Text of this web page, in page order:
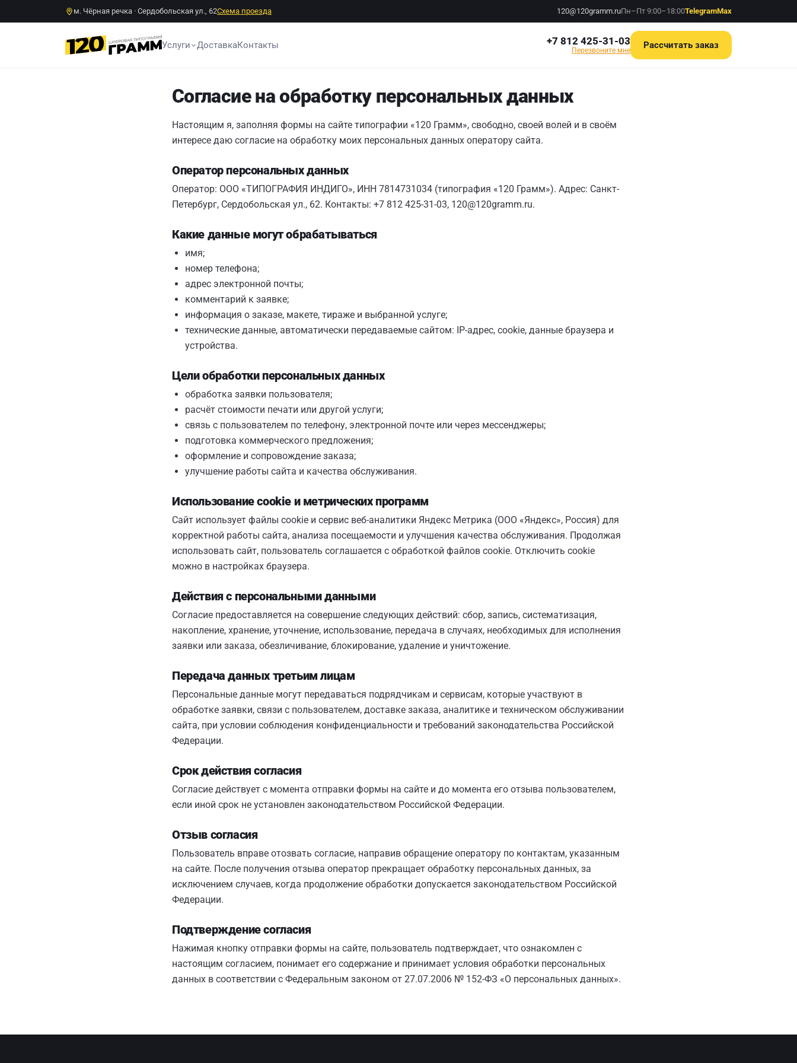
м. Чёрная речка · Сердобольская ул., 62Схема проезда 120@120gramm.ruПн–Пт 9:00–18:00TelegramMax
Услуги ДоставкаКонтакты +7 812 425-31-03
Перезвоните мне Рассчитать заказ
Согласие на обработку персональных данных
Настоящим я, заполняя формы на сайте типографии «120 Грамм», свободно, своей волей и в своём
интересе даю согласие на обработку моих персональных данных оператору сайта.
Оператор персональных данных
Оператор: ООО «ТИПОГРАФИЯ ИНДИГО», ИНН 7814731034 (типография «120 Грамм»). Адрес: Санкт-
Петербург, Сердобольская ул., 62. Контакты: +7 812 425-31-03, 120@120gramm.ru.
Какие данные могут обрабатываться
имя;
номер телефона;
адрес электронной почты;
комментарий к заявке;
информация о заказе, макете, тираже и выбранной услуге;
технические данные, автоматически передаваемые сайтом: IP-адрес, cookie, данные браузера и
устройства.
Цели обработки персональных данных
обработка заявки пользователя;
расчёт стоимости печати или другой услуги;
связь с пользователем по телефону, электронной почте или через мессенджеры;
подготовка коммерческого предложения;
оформление и сопровождение заказа;
улучшение работы сайта и качества обслуживания.
Использование cookie и метрических программ
Сайт использует файлы cookie и сервис веб-аналитики Яндекс Метрика (ООО «Яндекс», Россия) для
корректной работы сайта, анализа посещаемости и улучшения качества обслуживания. Продолжая
использовать сайт, пользователь соглашается с обработкой файлов cookie. Отключить cookie
можно в настройках браузера.
Действия с персональными данными
Согласие предоставляется на совершение следующих действий: сбор, запись, систематизация,
накопление, хранение, уточнение, использование, передача в случаях, необходимых для исполнения
заявки или заказа, обезличивание, блокирование, удаление и уничтожение.
Передача данных третьим лицам
Персональные данные могут передаваться подрядчикам и сервисам, которые участвуют в
обработке заявки, связи с пользователем, доставке заказа, аналитике и техническом обслуживании
сайта, при условии соблюдения конфиденциальности и требований законодательства Российской
Федерации.
Срок действия согласия
Согласие действует с момента отправки формы на сайте и до момента его отзыва пользователем,
если иной срок не установлен законодательством Российской Федерации.
Отзыв согласия
Пользователь вправе отозвать согласие, направив обращение оператору по контактам, указанным
на сайте. После получения отзыва оператор прекращает обработку персональных данных, за
исключением случаев, когда продолжение обработки допускается законодательством Российской
Федерации.
Подтверждение согласия
Нажимая кнопку отправки формы на сайте, пользователь подтверждает, что ознакомлен с
настоящим согласием, понимает его содержание и принимает условия обработки персональных
данных в соответствии с Федеральным законом от 27.07.2006 № 152-ФЗ «О персональных данных».